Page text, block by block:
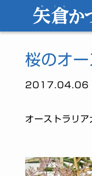
桜のオ
2017.04.06
オーストラリア